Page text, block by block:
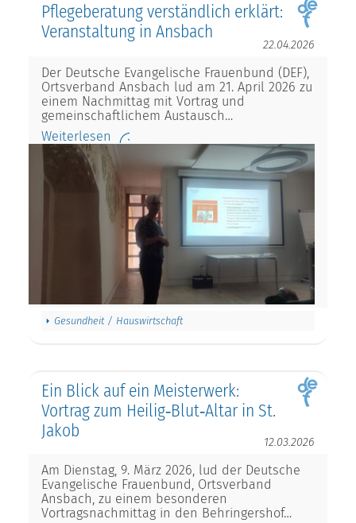
Pflegeberatung verständlich erklärt:
Veranstaltung in Ansbach
22.04.2026
Der Deutsche Evangelische Frauenbund (DEF),
Ortsverband Ansbach lud am 21. April 2026 zu
einem Nachmittag mit Vortrag und
gemeinschaftlichem Austausch…
Weiterlesen
Gesundheit / Hauswirtschaft
Ein Blick auf ein Meisterwerk:
Vortrag zum Heilig‑Blut‑Altar in St.
Jakob
12.03.2026
Am Dienstag, 9. März 2026, lud der Deutsche
Evangelische Frauenbund, Ortsverband
Ansbach, zu einem besonderen
Vortragsnachmittag in den Behringershof…